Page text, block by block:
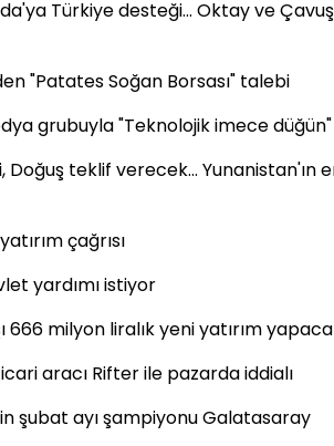
Türkiye desteği... Oktay ve
"Patates Soğan Borsası" talebi
grubuyla "Teknolojik imece
Doğuş teklif verecek... Yunanistan'ın
çağrısı
yardımı istiyor
666 milyon liralık yeni yatırım
aracı Rifter ile pazarda iddialı
şubat ayı şampiyonu Galatasaray